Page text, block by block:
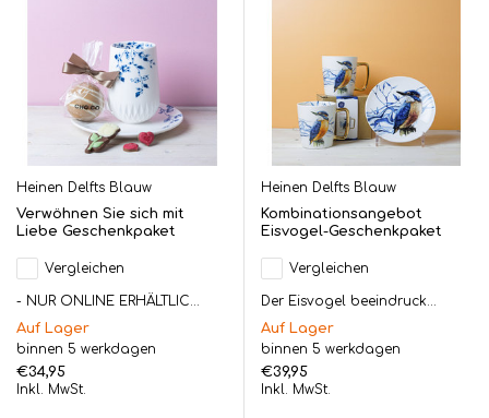
Heinen Delfts Blauw
Verwöhnen Sie sich mit
Liebe Geschenkpaket
Vergleichen
- NUR ONLINE ERHÄLTLIC...
Auf Lager
binnen 5 werkdagen
€34,95
Inkl. MwSt.
Heinen Delfts Blauw
Kombinationsangebot
Eisvogel-Geschenkpaket
Vergleichen
Der Eisvogel beeindruck...
Auf Lager
binnen 5 werkdagen
€39,95
Inkl. MwSt.